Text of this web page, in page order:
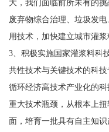
大，我们面临前所未有的
废弃物综合治理、垃圾发
用技术，加快建立城市灌浆
3、积极实施国家灌浆料科
共性技术与关键技术的科
循环经济高技术产业化的
重大技术瓶颈，从根本上
面，培育一批具有自主知